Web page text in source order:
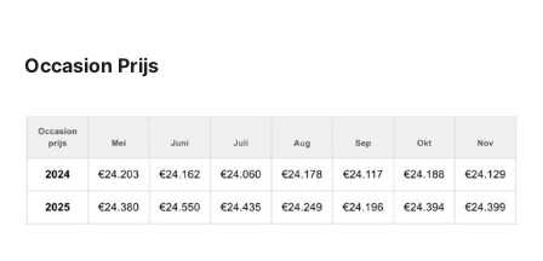
Occasion Prijs